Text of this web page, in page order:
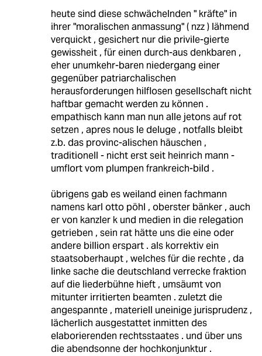
heute sind diese schwächelnden " kräfte" in
ihrer "moralischen anmassung" ( nzz ) lähmend
verquickt , gesichert nur die privile-gierte
gewissheit , für einen durch-aus denkbaren ,
eher unumkehr-baren niedergang einer
gegenüber patriarchalischen
herausforderungen hilflosen gesellschaft nicht
haftbar gemacht werden zu können .
empathisch kann man nun alle jetons auf rot
setzen , apres nous le deluge , notfalls bleibt
z.b. das provinc-alischen häuschen ,
traditionell - nicht erst seit heinrich mann -
umflort vom plumpen frankreich-bild .
übrigens gab es weiland einen fachmann
namens karl otto pöhl , oberster bänker , auch
er von kanzler k und medien in die relegation
getrieben , sein rat hätte uns die eine oder
andere billion erspart . als korrektiv ein
staatsoberhaupt , welches für die rechte , da
linke sache die deutschland verrecke fraktion
auf die liederbühne hieft , umsäumt von
mitunter irritierten beamten . zuletzt die
angespannte , materiell uneinige jurisprudenz ,
lächerlich ausgestattet inmitten des
elaborierenden rechtsstaates . und über uns
die abendsonne der hochkonjunktur .